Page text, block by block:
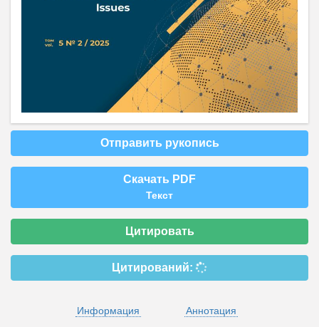
Отправить рукопись
Скачать PDF
Текст
Цитировать
Цитирований:
Информация
Аннотация